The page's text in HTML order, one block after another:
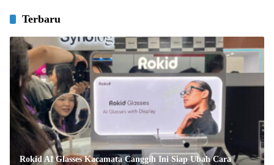
Terbaru
Rokid AI Glasses Kacamata Canggih Ini Siap Ubah Cara